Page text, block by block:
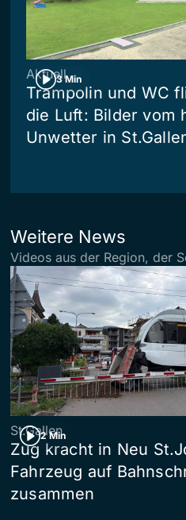
3 Min
Aktuell
Trampolin und WC
die Luft: Bilder vom
Unwetter in
Weitere News
Videos aus der Region, der
2 Min
St.Gallen
Zug kracht in Neu
Fahrzeug auf
zusammen